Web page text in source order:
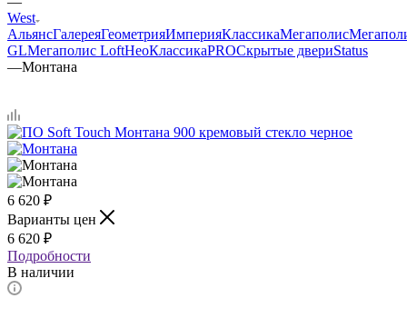
West
АльянсГалереяГеометрияИмперияКлассикаМегаполис
GLМегаполис LoftНеоКлассикаPROСкрытые двериStatus
—Монтана
6 620 ₽
Варианты цен
6 620 ₽
Подробности
В наличии